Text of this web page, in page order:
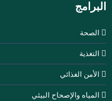
البرامج
الصحة
التغذية
الأمن الغذائي
المياه والإصحاح البيئي